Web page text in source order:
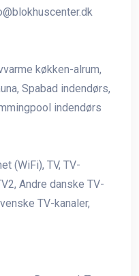
køkken-alrum,
Spabad indendørs,
indendørs
(WiFi), TV, TV-
Andre danske TV-
TV-kanaler,